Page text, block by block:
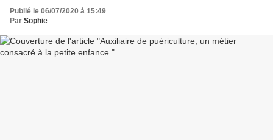
Publié le 06/07/2020 à 15:49
Par Sophie